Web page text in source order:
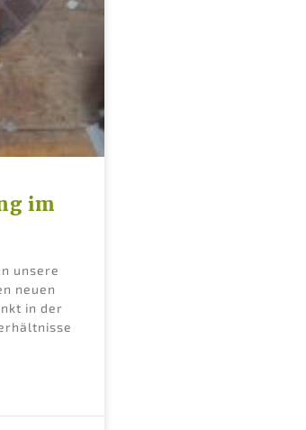
im
unsere
neuen
in der